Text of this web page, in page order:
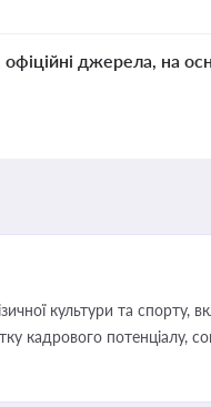
джерела, на
культури та спорту,
кадрового потенціалу,